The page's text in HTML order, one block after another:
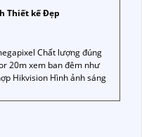
Thiết kế Đẹp
Chất lượng đúng
20m xem ban đêm như
Hikvision Hình ảnh sáng